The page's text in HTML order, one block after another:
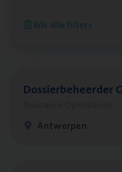
Wis alle filters
Antwerpen
Dos­sier­be­heer­der
Antwerpen